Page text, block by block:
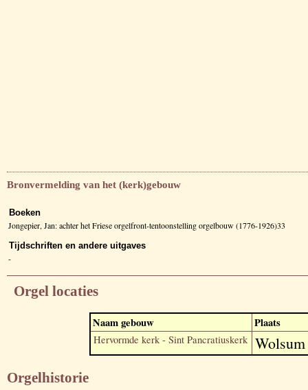
Bronvermelding van het (kerk)gebouw
Boeken
Jongepier, Jan: achter het Friese orgelfront-tentoonstelling orgelbouw (1776-1926)33
Tijdschriften en andere uitgaves
-
Orgel locaties
Naam gebouw Plaats
Hervormde kerk - Sint Pancratiuskerk Wolsum
Orgelhistorie